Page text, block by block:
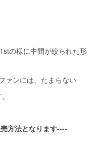
の様に中間が絞られた形
ァンには、たまらない
方法となります----